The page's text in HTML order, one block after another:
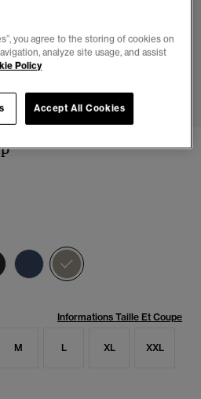
Informations Taille Et Coupe
M L XL XXL
you agree to the storing of cookies on
analyze site usage, and assist
Policy
Accept All Cookies